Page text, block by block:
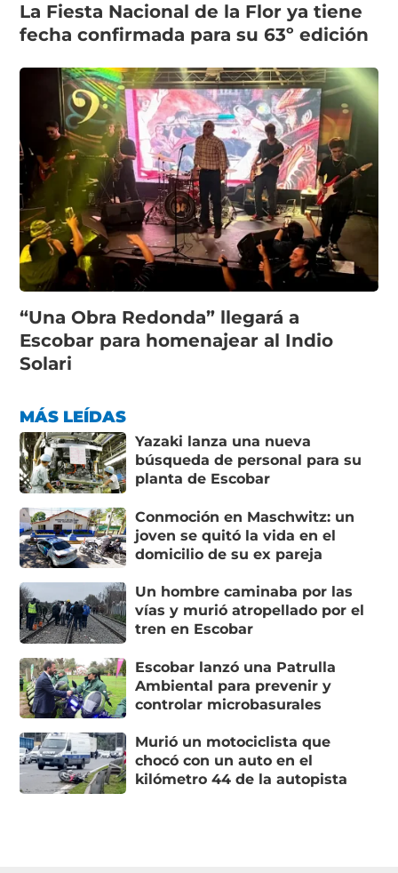
La Fiesta Nacional de la Flor ya tiene
fecha confirmada para su 63º edición
“Una Obra Redonda” llegará a
Escobar para homenajear al Indio
Solari
MÁS LEÍDAS
Yazaki lanza una nueva
búsqueda de personal para su
planta de Escobar
Conmoción en Maschwitz: un
joven se quitó la vida en el
domicilio de su ex pareja
Un hombre caminaba por las
vías y murió atropellado por el
tren en Escobar
Escobar lanzó una Patrulla
Ambiental para prevenir y
controlar microbasurales
Murió un motociclista que
chocó con un auto en el
kilómetro 44 de la autopista